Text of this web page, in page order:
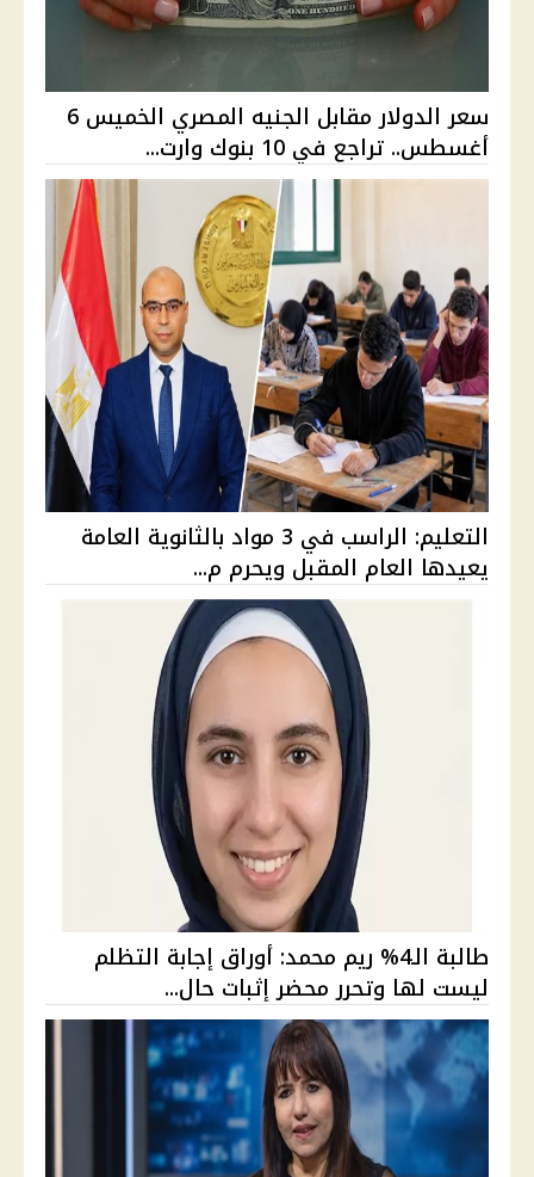
سعر الدولار مقابل الجنيه المصري الخميس 6
أغسطس.. تراجع في 10 بنوك وارت...
التعليم: الراسب في 3 مواد بالثانوية العامة
يعيدها العام المقبل ويحرم م...
طالبة الـ4% ريم محمد: أوراق إجابة التظلم
ليست لها وتحرر محضر إثبات حال...